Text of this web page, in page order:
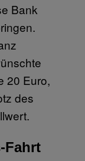
Bank
20 Euro,
des
Fahrt